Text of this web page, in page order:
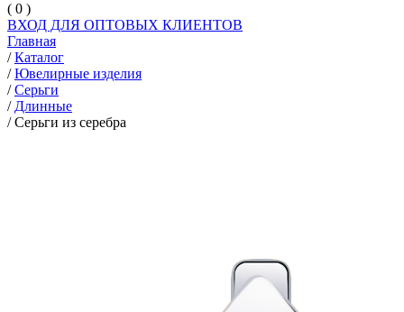
( 0 )
ВХОД ДЛЯ ОПТОВЫХ КЛИЕНТОВ
Главная
/ Каталог
/ Ювелирные изделия
/ Серьги
/ Длинные
/ Серьги из серебра